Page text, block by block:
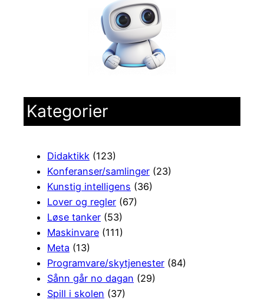
Kategorier
Didaktikk (123)
Konferanser/samlinger (23)
Kunstig intelligens (36)
Lover og regler (67)
Løse tanker (53)
Maskinvare (111)
Meta (13)
Programvare/skytjenester (84)
Sånn går no dagan (29)
Spill i skolen (37)